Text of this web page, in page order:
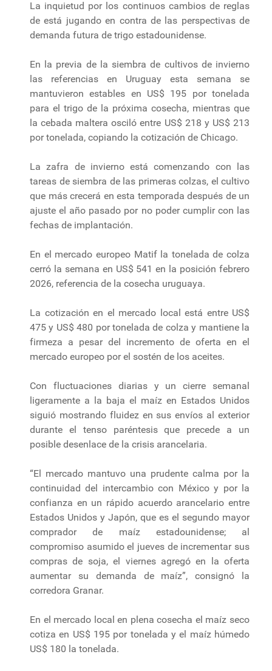
La inquietud por los continuos cambios de reglas
de está jugando en contra de las perspectivas de
demanda futura de trigo estadounidense.
En la previa de la siembra de cultivos de invierno
las referencias en Uruguay esta semana se
mantuvieron estables en US$ 195 por tonelada
para el trigo de la próxima cosecha, mientras que
la cebada maltera osciló entre US$ 218 y US$ 213
por tonelada, copiando la cotización de Chicago.
La zafra de invierno está comenzando con las
tareas de siembra de las primeras colzas, el cultivo
que más crecerá en esta temporada después de un
ajuste el año pasado por no poder cumplir con las
fechas de implantación.
En el mercado europeo Matif la tonelada de colza
cerró la semana en US$ 541 en la posición febrero
2026, referencia de la cosecha uruguaya.
La cotización en el mercado local está entre US$
475 y US$ 480 por tonelada de colza y mantiene la
firmeza a pesar del incremento de oferta en el
mercado europeo por el sostén de los aceites.
Con fluctuaciones diarias y un cierre semanal
ligeramente a la baja el maíz en Estados Unidos
siguió mostrando fluidez en sus envíos al exterior
durante el tenso paréntesis que precede a un
posible desenlace de la crisis arancelaria.
“El mercado mantuvo una prudente calma por la
continuidad del intercambio con México y por la
confianza en un rápido acuerdo arancelario entre
Estados Unidos y Japón, que es el segundo mayor
comprador de maíz estadounidense; al
compromiso asumido el jueves de incrementar sus
compras de soja, el viernes agregó en la oferta
aumentar su demanda de maíz”, consignó la
corredora Granar.
En el mercado local en plena cosecha el maíz seco
cotiza en US$ 195 por tonelada y el maíz húmedo
US$ 180 la tonelada.